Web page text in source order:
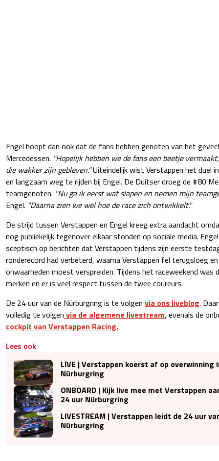
Engel hoopt dan ook dat de fans hebben genoten van het
Mercedessen. "Hopelijk hebben we de fans een beetje
die wakker zijn gebleven."Uiteindelijk wist Verstappen het duel
en langzaam weg te rijden bij Engel. De Duitser droeg de #80
teamgenoten. "Nu ga ik eerst wat slapen en nemen mijn
Engel. "Daarna zien we wel hoe de race zich ontwikkelt."
De strijd tussen Verstappen en Engel kreeg extra aandacht
nog publiekelijk tegenover elkaar stonden op sociale media.
sceptisch op berichten dat Verstappen tijdens zijn eerste
ronderecord had verbeterd, waarna Verstappen fel terugsloeg
onwaarheden moest verspreiden. Tijdens het raceweekend was
merken en er is veel respect tussen de twee coureurs.
De 24 uur van de Nürburgring is te volgen via ons liveblog.
volledig te volgen via de algemene livestream, evenals de
cockpit van Verstappen Racing.
Lees ook
LIVE | Verstappen koerst af op overwinning
Nürburgring
ONBOARD | Kijk live mee met Verstappen
24 uur Nürburgring
LIVESTREAM | Verstappen leidt de 24 uur
Nürburgring